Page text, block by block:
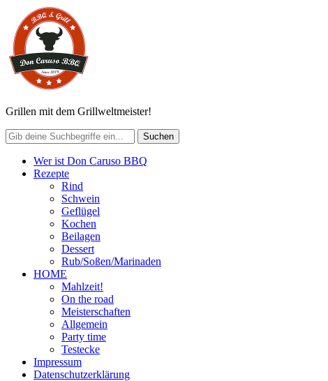
Grillen mit dem Grillweltmeister!
Wer ist Don Caruso BBQ
Rezepte
Rind
Schwein
Geflügel
Kochen
Beilagen
Dessert
Rub/Soßen/Marinaden
HOME
Mahlzeit!
On the road
Meisterschaften
Allgemein
Party time
Testecke
Impressum
Datenschutzerklärung